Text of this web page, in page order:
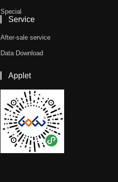
Special
Service
After-sale service
Data Download
Applet